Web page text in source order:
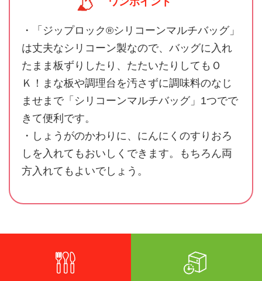
・「ジップロック®シリコーンマルチバッグ」
は丈夫なシリコーン製なので、バッグに入れ
たまま板ずりしたり、たたいたりしてもＯ
Ｋ！まな板や調理台を汚さずに調味料のなじ
ませまで「シリコーンマルチバッグ」1つでで
きて便利です。
・しょうがのかわりに、にんにくのすりおろ
しを入れてもおいしくできます。もちろん両
方入れてもよいでしょう。